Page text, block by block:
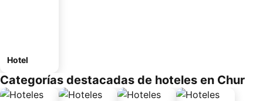
Hotel
Categorías destacadas de hoteles en Chur